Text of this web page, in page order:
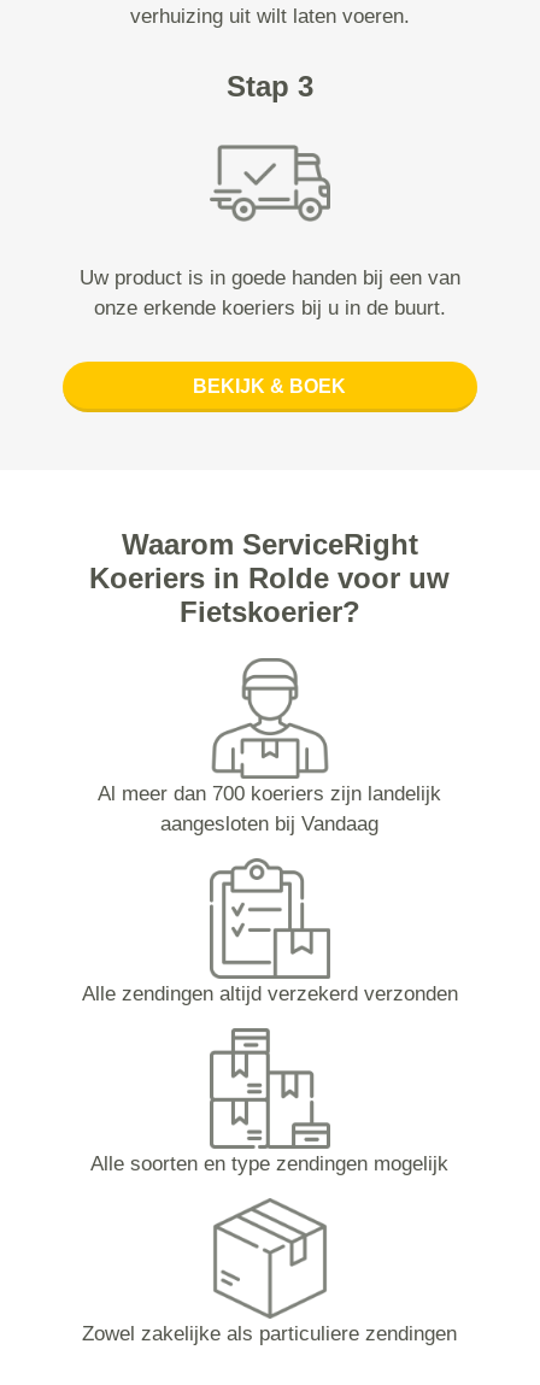
verhuizing uit wilt laten voeren.
Stap 3
Uw product is in goede handen bij een van
onze erkende koeriers bij u in de buurt.
BEKIJK & BOEK
Waarom ServiceRight
Koeriers in Rolde voor uw
Fietskoerier?
Al meer dan 700 koeriers zijn landelijk
aangesloten bij Vandaag
Alle zendingen altijd verzekerd verzonden
Alle soorten en type zendingen mogelijk
Zowel zakelijke als particuliere zendingen